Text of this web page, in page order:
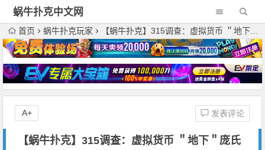
蜗牛扑克中文网
首页 蜗牛扑克玩家 【蜗牛扑克】315调查：虚拟货币 ＂地下＂庞氏骗局
【蜗牛扑克】315调查：虚拟货币 ＂地下＂庞氏
发表评论
A+